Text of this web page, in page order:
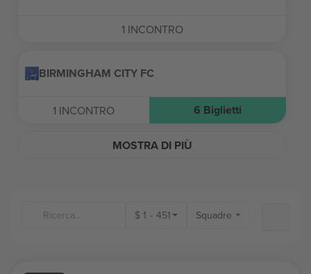
1 INCONTRO
BIRMINGHAM CITY FC
1 INCONTRO 6 Biglietti
MOSTRA DI PIÙ
$ 1 - 451 Squadre